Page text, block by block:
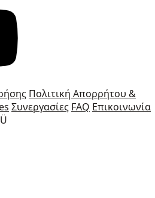
Πολιτική Απορρήτου &
Συνεργασίες FAQ Επικοινωνία